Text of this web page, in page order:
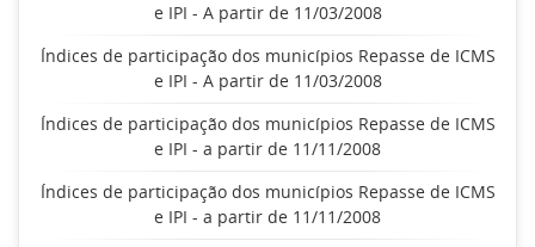
e IPI - A partir de 11/03/2008
Índices de participação dos municípios Repasse de ICMS
e IPI - A partir de 11/03/2008
Índices de participação dos municípios Repasse de ICMS
e IPI - a partir de 11/11/2008
Índices de participação dos municípios Repasse de ICMS
e IPI - a partir de 11/11/2008